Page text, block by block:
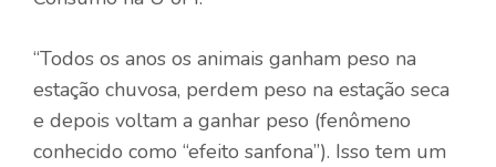
“Todos os anos os animais ganham peso na
estação chuvosa, perdem peso na estação seca
e depois voltam a ganhar peso (fenômeno
conhecido como “efeito sanfona”). Isso tem um